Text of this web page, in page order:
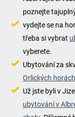
poznejte
vydejte se na
třeba si vybrat
vyberete.
Ubytování za
Orlických horách
Už jste byli v
ubytování v